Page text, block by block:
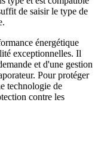
de saisir le type de
énergétique
exceptionnelles. Il
et d'une gestion
Pour protéger
technologie de
contre les